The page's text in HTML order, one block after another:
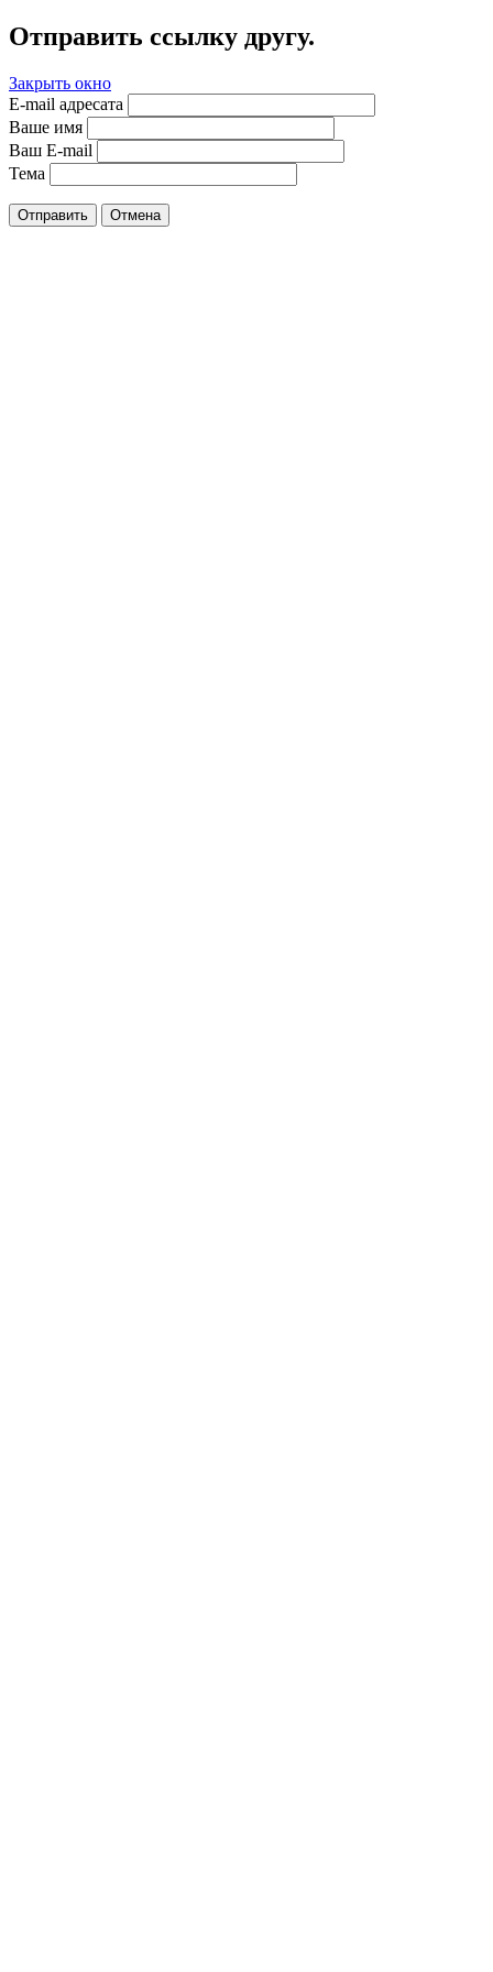
Отправить ссылку другу.
Закрыть окно
E-mail адресата
Ваше имя
Ваш E-mail
Тема
Отправить Отмена